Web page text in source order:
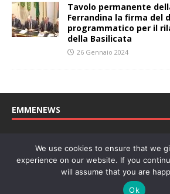
Tavolo permanente
Ferrandina la firma del
programmatico per il
della Basilicata
26 Gennaio 2024
EMMENEWS
27/04/2011. Direttore Responsabile:
soc. coop. P. Iva: 01219430772
, un marchio di
We use cookies to ensure that we
experience on our website. If you
will assume that you are
Ok